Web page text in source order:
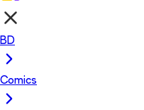
BD
Comics